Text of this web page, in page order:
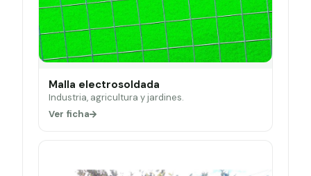
Malla electrosoldada
Industria, agricultura y jardines.
Ver ficha